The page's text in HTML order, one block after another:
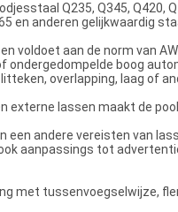
Q235, Q345, Q420,
en anderen gelijkwaardig
voldoet aan de norm van
boog
overlapping, laag of
lassen maakt de pool
andere vereisten van
aanpassings tot
met tussenvoegselwijze,